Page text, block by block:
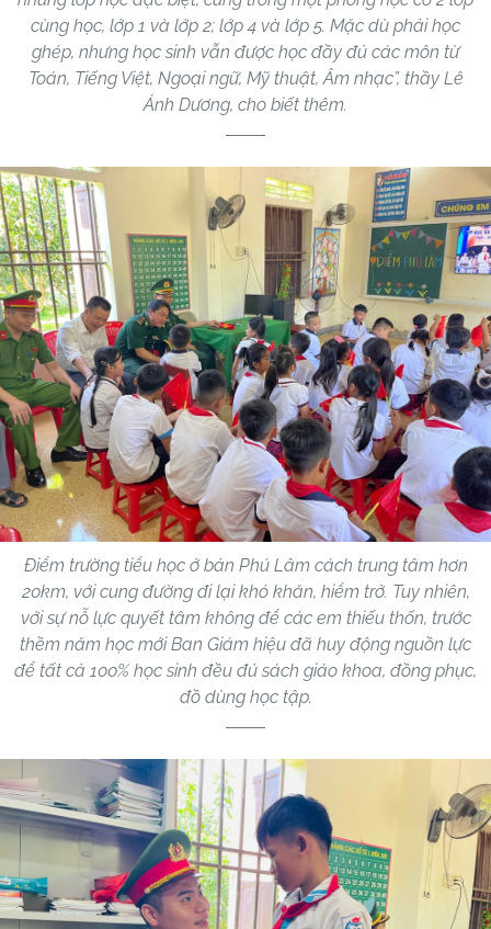
cùng học, lớp 1 và lớp 2; lớp 4 và lớp 5. Mặc dù phải học
ghép, nhưng học sinh vẫn được học đầy đủ các môn từ
Toán, Tiếng Việt, Ngoại ngữ, Mỹ thuật, Âm nhạc”, thầy Lê
Ánh Dương, cho biết thêm.
Điểm trường tiểu học ở bản Phú Lâm cách trung tâm hơn
20km, với cung đường đi lại khó khăn, hiểm trở. Tuy nhiên,
với sự nỗ lực quyết tâm không để các em thiếu thốn, trước
thềm năm học mới Ban Giám hiệu đã huy động nguồn lực
để tất cả 100% học sinh đều đủ sách giáo khoa, đồng phục,
đồ dùng học tập.